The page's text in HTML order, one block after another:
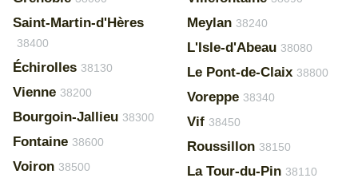
Saint-Martin-d'Hères
38400
Échirolles 38130
Vienne 38200
Bourgoin-Jallieu 38300
Fontaine 38600
Voiron 38500
Meylan 38240
L'Isle-d'Abeau 38080
Le Pont-de-Claix 38800
Voreppe 38340
Vif 38450
Roussillon 38150
La Tour-du-Pin 38110